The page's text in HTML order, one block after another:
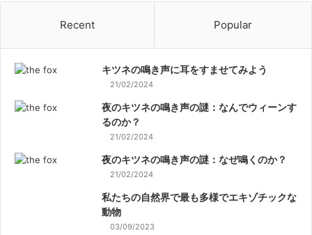
Recent Popular
キツネの鳴き声に耳をすませてみよう
21/02/2024
夜のキツネの鳴き声の謎：なんでウィーンす
るのか？
21/02/2024
夜のキツネの鳴き声の謎：なぜ鳴くのか？
21/02/2024
私たちの自然界で最も多様でエキゾチックな
動物
03/09/2023